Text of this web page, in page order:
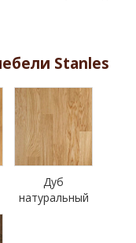
Stanles
Дуб
натуральный